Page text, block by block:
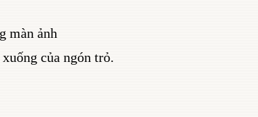
màn ảnh
của ngón trỏ.